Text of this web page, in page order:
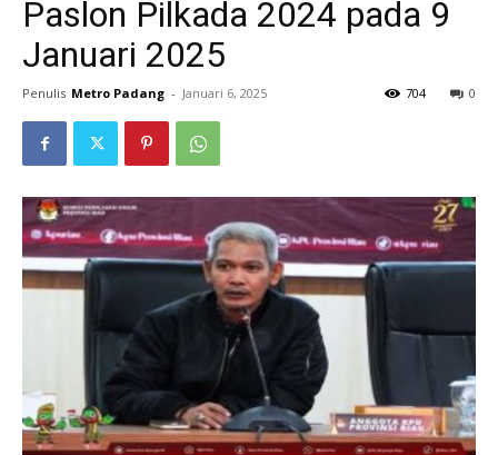
Paslon Pilkada 2024 pada 9
Januari 2025
Penulis Metro Padang - Januari 6, 2025 0
704